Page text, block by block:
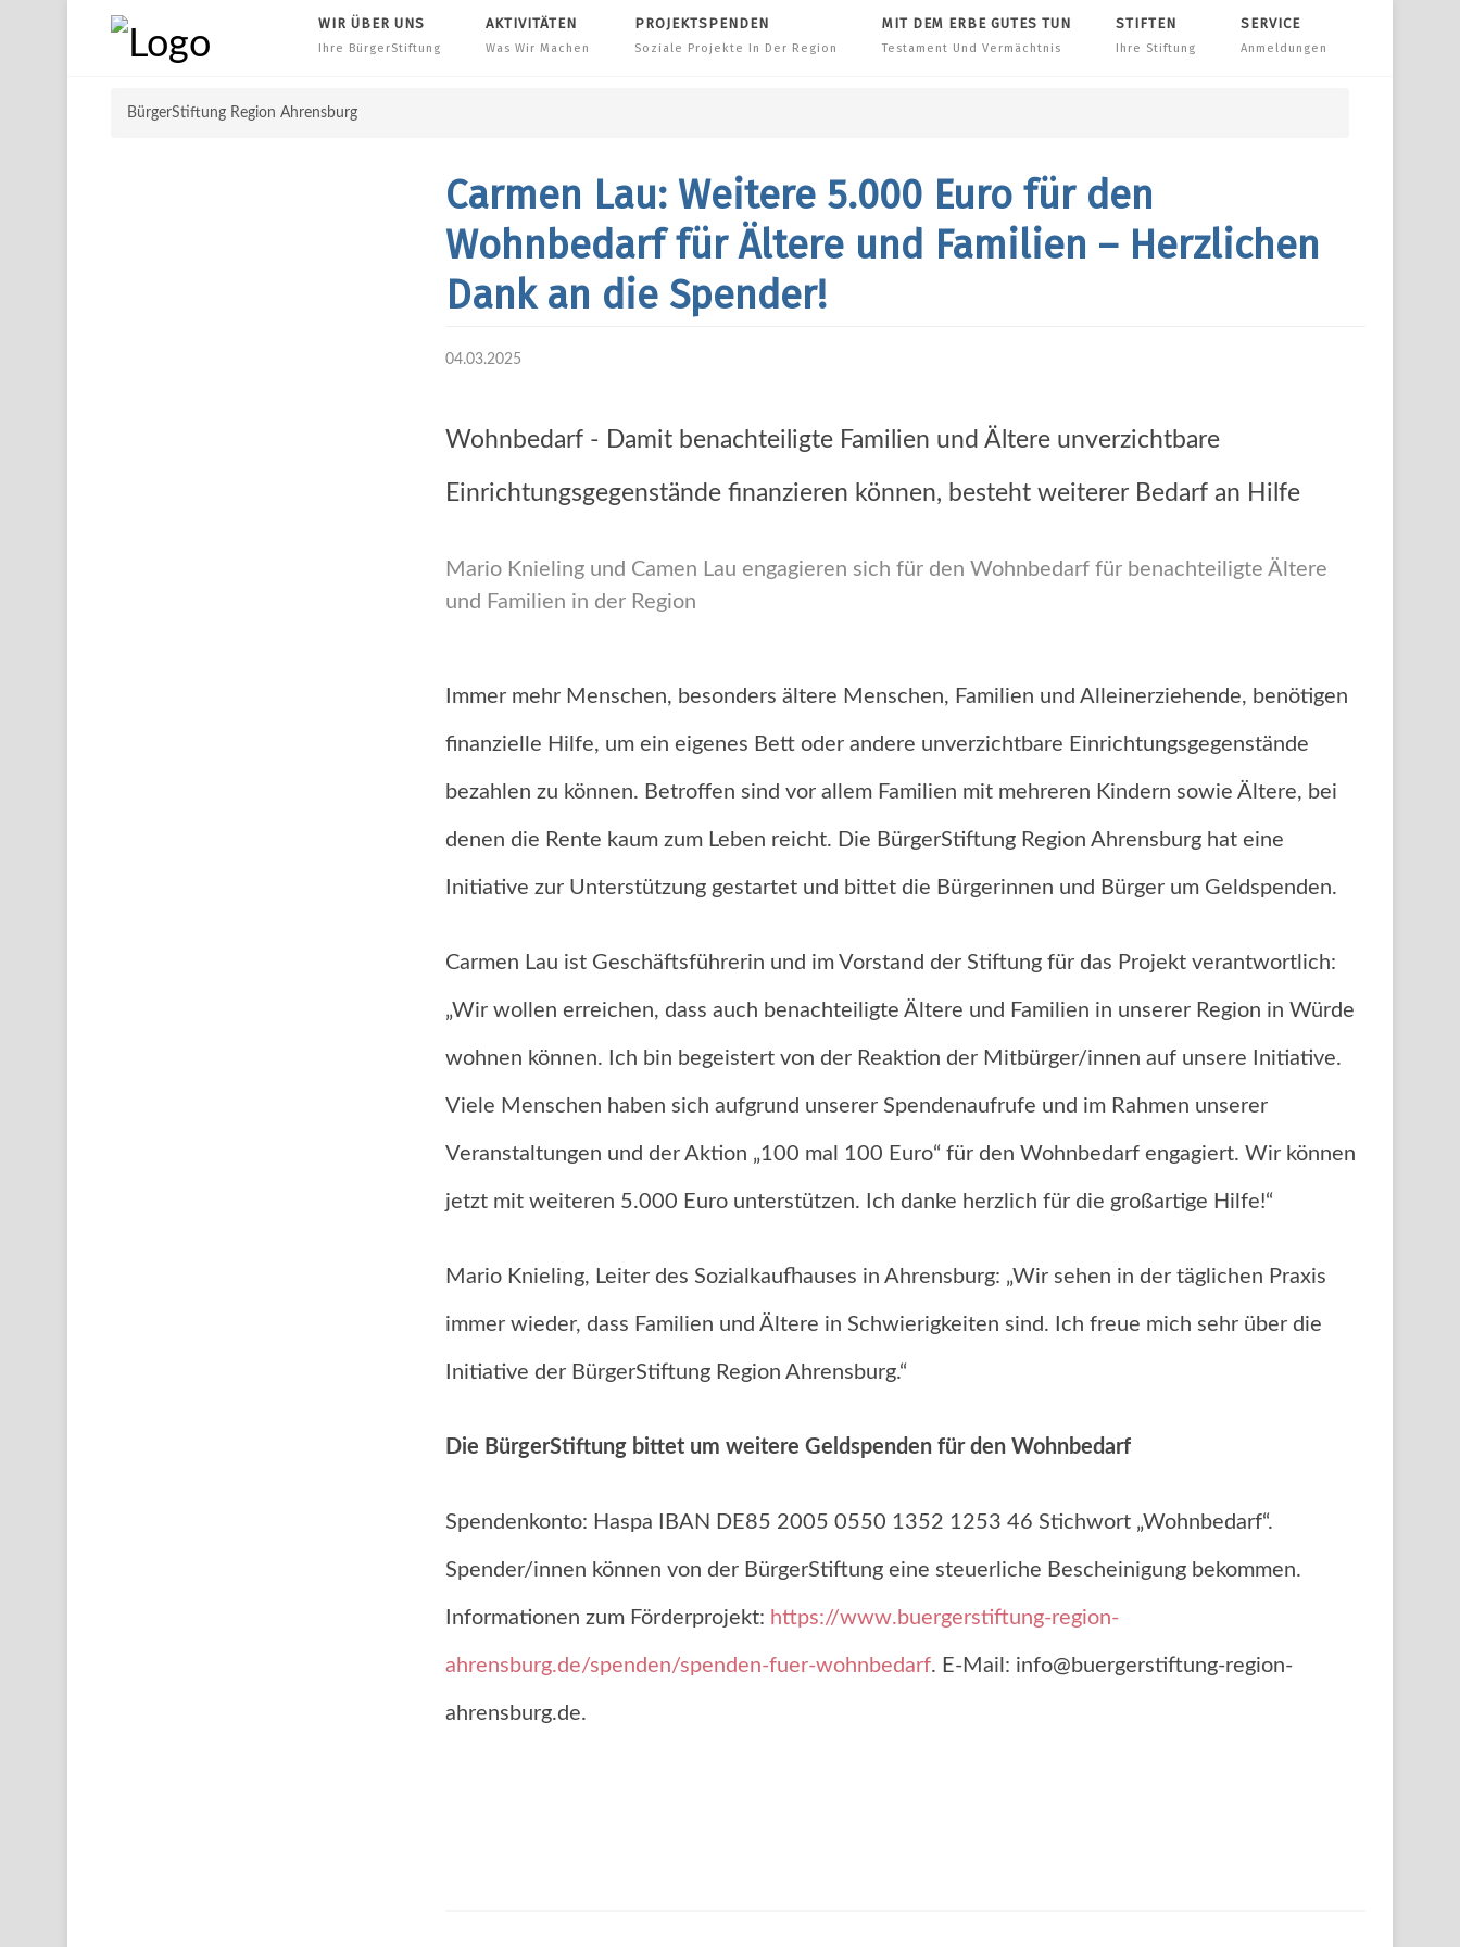
WIR ÜBER UNS
Ihre BürgerStiftung
AKTIVITÄTEN
Was Wir Machen
PROJEKTSPENDEN
Soziale Projekte In Der Region
MIT DEM ERBE GUTES TUN
Testament Und Vermächtnis
STIFTEN
Ihre Stiftung
SERVICE
Anmeldungen
BürgerStiftung Region Ahrensburg
Carmen Lau: Weitere 5.000 Euro für den
Wohnbedarf für Ältere und Familien – Herzlichen
Dank an die Spender!
04.03.2025
Wohnbedarf - Damit benachteiligte Familien und Ältere unverzichtbare
Einrichtungsgegenstände finanzieren können, besteht weiterer Bedarf an Hilfe
Mario Knieling und Camen Lau engagieren sich für den Wohnbedarf für benachteiligte Ältere
und Familien in der Region
Immer mehr Menschen, besonders ältere Menschen, Familien und Alleinerziehende, benötigen
finanzielle Hilfe, um ein eigenes Bett oder andere unverzichtbare Einrichtungsgegenstände
bezahlen zu können. Betroffen sind vor allem Familien mit mehreren Kindern sowie Ältere, bei
denen die Rente kaum zum Leben reicht. Die BürgerStiftung Region Ahrensburg hat eine
Initiative zur Unterstützung gestartet und bittet die Bürgerinnen und Bürger um Geldspenden.
Carmen Lau ist Geschäftsführerin und im Vorstand der Stiftung für das Projekt verantwortlich:
„Wir wollen erreichen, dass auch benachteiligte Ältere und Familien in unserer Region in Würde
wohnen können. Ich bin begeistert von der Reaktion der Mitbürger/innen auf unsere Initiative.
Viele Menschen haben sich aufgrund unserer Spendenaufrufe und im Rahmen unserer
Veranstaltungen und der Aktion „100 mal 100 Euro“ für den Wohnbedarf engagiert. Wir können
jetzt mit weiteren 5.000 Euro unterstützen. Ich danke herzlich für die großartige Hilfe!“
Mario Knieling, Leiter des Sozialkaufhauses in Ahrensburg: „Wir sehen in der täglichen Praxis
immer wieder, dass Familien und Ältere in Schwierigkeiten sind. Ich freue mich sehr über die
Initiative der BürgerStiftung Region Ahrensburg.“
Die BürgerStiftung bittet um weitere Geldspenden für den Wohnbedarf
Spendenkonto: Haspa IBAN DE85 2005 0550 1352 1253 46 Stichwort „Wohnbedarf“.
Spender/innen können von der BürgerStiftung eine steuerliche Bescheinigung bekommen.
Informationen zum Förderprojekt: https://www.buergerstiftung-region-
ahrensburg.de/spenden/spenden-fuer-wohnbedarf. E-Mail: info@buergerstiftung-region-
ahrensburg.de.